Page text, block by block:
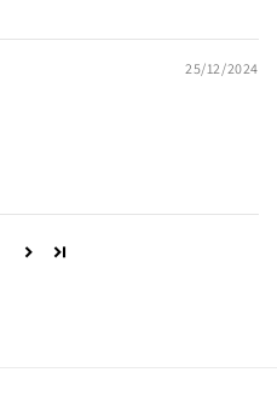
25/12/2024